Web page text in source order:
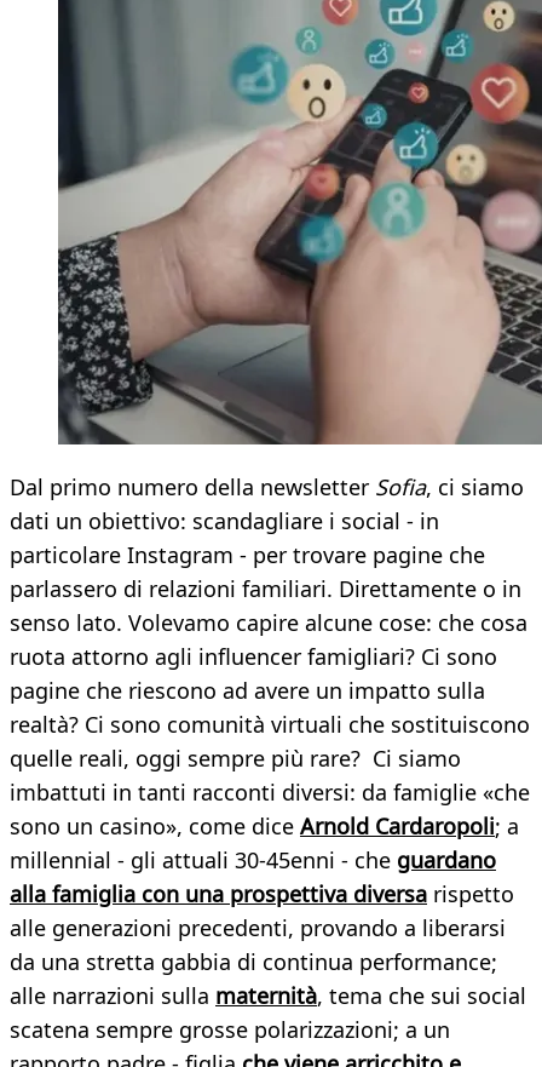
Dal primo numero della newsletter Sofia, ci siamo
dati un obiettivo: scandagliare i social - in
particolare Instagram - per trovare pagine che
parlassero di relazioni familiari. Direttamente o in
senso lato. Volevamo capire alcune cose: che cosa
ruota attorno agli influencer famigliari? Ci sono
pagine che riescono ad avere un impatto sulla
realtà? Ci sono comunità virtuali che sostituiscono
quelle reali, oggi sempre più rare? Ci siamo
imbattuti in tanti racconti diversi: da famiglie «che
sono un casino», come dice Arnold Cardaropoli; a
millennial - gli attuali 30-45enni - che guardano
alla famiglia con una prospettiva diversa rispetto
alle generazioni precedenti, provando a liberarsi
da una stretta gabbia di continua performance;
alle narrazioni sulla maternità, tema che sui social
scatena sempre grosse polarizzazioni; a un